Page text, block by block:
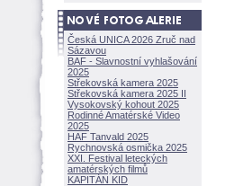
Česká UNICA 2026 Zruč nad
Sázavou
BAF - Slavnostní vyhlašování
2025
Střekovská kamera 2025
Střekovská kamera 2025 II
Vysokovský kohout 2025
Rodinné Amatérské Video
2025
HAF Tanvald 2025
Rychnovská osmička 2025
XXI. Festival leteckých
amatérských filmů
KAPITÁN KID